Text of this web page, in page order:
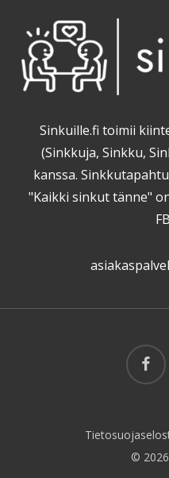
Sinkuille.fi toimii
(Sinkkuja, Sinkku,
kanssa.
"Kaikki sinkut tänne"
facebook
©